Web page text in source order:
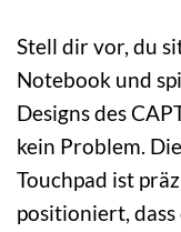
Stell dir vor, du
Notebook und
Designs des
kein Problem. Die
Touchpad ist
positioniert, dass